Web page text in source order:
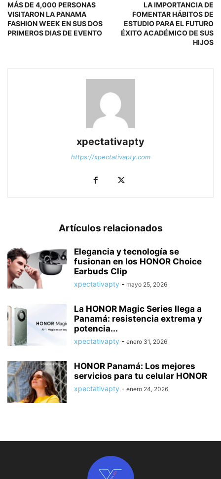
MÁS DE 4,000 PERSONAS
VISITARON LA PANAMA
FASHION WEEK EN SUS DOS
PRIMEROS DIAS DE EVENTO
LA IMPORTANCIA DE
FOMENTAR HÁBITOS DE
ESTUDIO PARA EL FUTURO
ÉXITO ACADÉMICO DE SUS
HIJOS
xpectativapty
https://xpectativapty.com
Artículos relacionados
Elegancia y tecnología se
fusionan en los HONOR Choice
Earbuds Clip
xpectativapty - mayo 25, 2026
La HONOR Magic Series llega a
Panamá: resistencia extrema y
potencia...
xpectativapty - enero 31, 2026
HONOR Panamá: Los mejores
servicios para tu celular HONOR
xpectativapty - enero 24, 2026